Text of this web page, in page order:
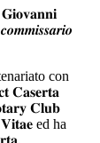
con
𝐂𝐚𝐬𝐞𝐫𝐭𝐚
𝐂𝐥𝐮𝐛
ed ha